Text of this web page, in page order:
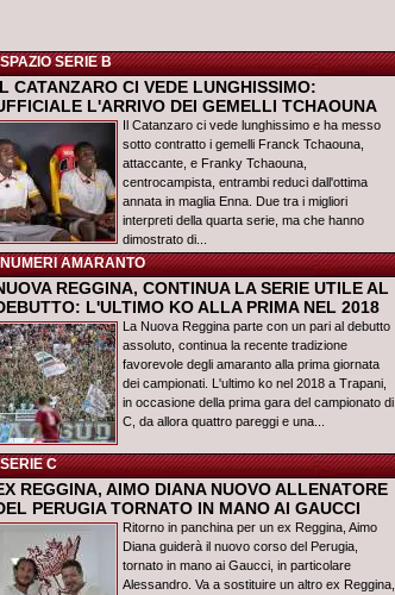
SPAZIO SERIE B
CATANZARO CI VEDE LUNGHISSIMO:
L'ARRIVO DEI GEMELLI TCHAOUNA
Il Catanzaro ci vede lunghissimo e ha messo
sotto contratto i gemelli Franck Tchaouna,
attaccante, e Franky Tchaouna,
centrocampista, entrambi reduci dall'ottima
annata in maglia Enna. Due tra i migliori
interpreti della quarta serie, ma che hanno
dimostrato di...
NUMERI AMARANTO
REGGINA, CONTINUA LA SERIE UTILE AL
L'ULTIMO KO ALLA PRIMA NEL 2018
La Nuova Reggina parte con un pari al debutto
assoluto, continua la recente tradizione
favorevole degli amaranto alla prima giornata
dei campionati. L'ultimo ko nel 2018 a Trapani,
in occasione della prima gara del campionato di
C, da allora quattro pareggi e una...
SERIE C
REGGINA, AIMO DIANA NUOVO ALLENATORE
PERUGIA TORNATO IN MANO AI GAUCCI
Ritorno in panchina per un ex Reggina, Aimo
Diana guiderà il nuovo corso del Perugia,
tornato in mano ai Gaucci, in particolare
Alessandro. Va a sostituire un altro ex Reggina,